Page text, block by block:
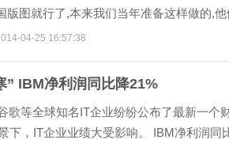
版图就行了,本来我们当年准备这样做的,
国的厉害了...
04-25 16:57:38
” IBM净利润同比降21%
歌等全球知名IT企业纷纷公布了最新一个
下，IT企业业绩大受影响。 IBM净利润同